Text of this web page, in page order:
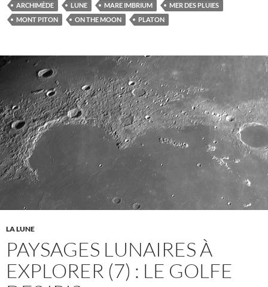
ARCHIMÈDE LUNE MARE IMBRIUM
MER DES PLUIES
MONT PITON
ON THE MOON PLATON
LA LUNE
PAYSAGES LUNAIRES À
EXPLORER (7) : LE GOLFE